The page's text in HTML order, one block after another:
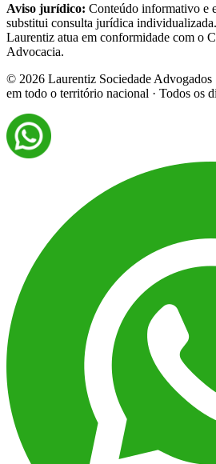
Aviso jurídico: Conteúdo informativo e
substitui consulta jurídica
Laurentiz atua em conformidade com o
Advocacia.
© 2026 Laurentiz Sociedade
em todo o território nacional · Todos os